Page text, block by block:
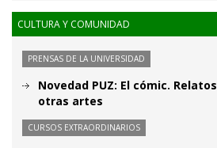
CULTURA Y COMUNIDAD
PRENSAS DE LA UNIVERSIDAD
Novedad PUZ: El cómic.
otras artes
CURSOS EXTRAORDINARIOS